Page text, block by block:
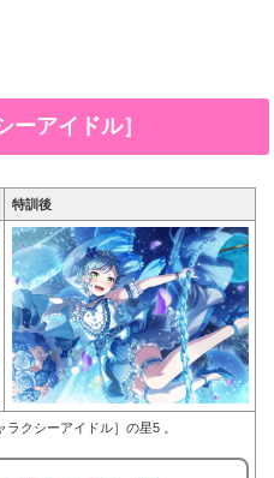
ーアイドル］
特訓後
クシーアイドル］の星5 。